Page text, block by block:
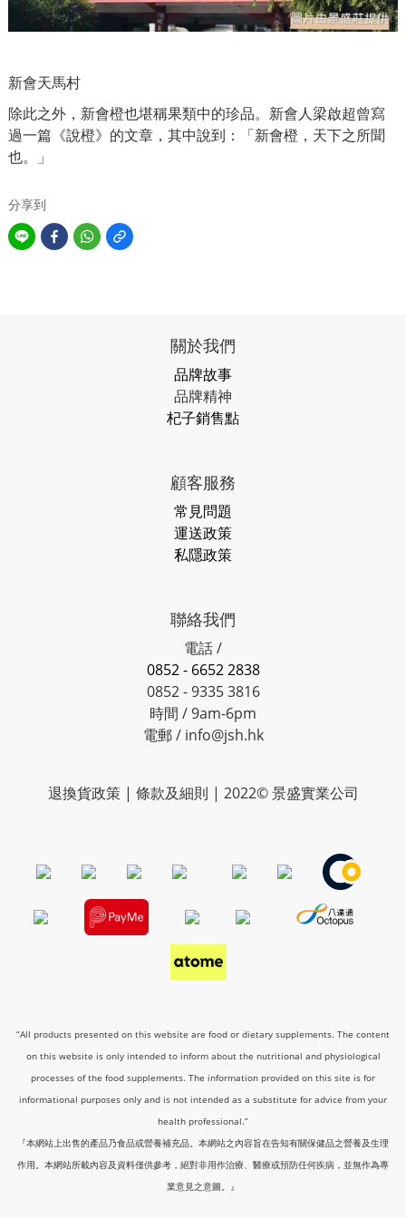
新會天馬村
除此之外，新會橙也堪稱果類中的珍品。新會人梁啟超曾寫
過一篇《說橙》的文章，其中說到：「新會橙，天下之所聞
也。」
分享到
關於我們
品牌故事
品牌精神
杞子銷售點
顧客服務
常見問題
運送政策
私隱政策
聯絡我們
電話 /
0852 - 6652 2838
0852 - 9335 3816
時間 / 9am-6pm
電郵 / info@jsh.hk
退換貨政策 | 條款及細則 | 2022© 景盛實業公司
“All products presented on this website are food or dietary supplements. The content
on this website is only intended to inform about the nutritional and physiological
processes of the food supplements. The information provided on this site is for
informational purposes only and is not intended as a substitute for advice from your
health professional.”
『本網站上出售的產品乃食品或營養補充品。本網站之內容旨在告知有關保健品之營養及生理
作用。本網站所載內容及資料僅供參考，絕對非用作治療、醫療或預防任何疾病，並無作為專
業意見之意圖。』